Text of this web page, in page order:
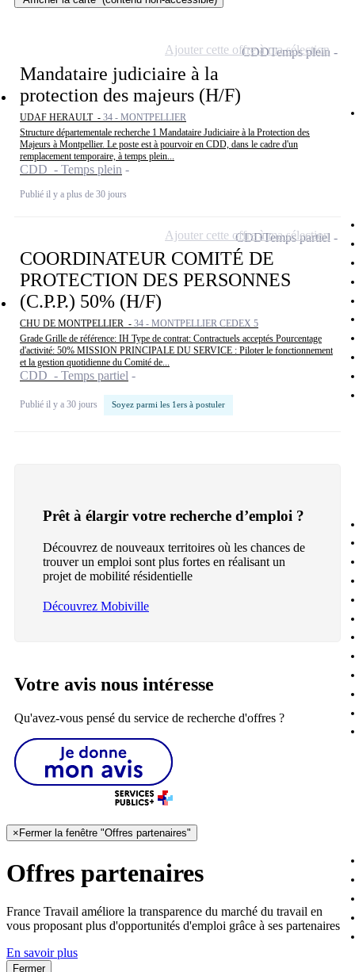
Mandataire judiciaire à la
protection des majeurs (H/F)
UDAF HERAULT - 34 - MONTPELLIER
Structure départementale recherche 1 Mandataire Judiciaire à la Protection des
Majeurs à Montpellier. Le poste est à pourvoir en CDD, dans le cadre d'un
remplacement temporaire, à temps plein...
CDD - Temps plein
Publié il y a plus de 30 jours
CDDTemps plein
Ajouter cette offre à ma sélection
COORDINATEUR COMITÉ DE
PROTECTION DES PERSONNES
(C.P.P.) 50% (H/F)
CHU DE MONTPELLIER - 34 - MONTPELLIER CEDEX 5
Grade Grille de référence: IH Type de contrat: Contractuels acceptés Pourcentage
d'activité: 50% MISSION PRINCIPALE DU SERVICE : Piloter le fonctionnement
et la gestion quotidienne du Comité de...
CDD - Temps partiel
Publié il y a 30 jours Soyez parmi les 1ers à postuler
CDDTemps partiel
Ajouter cette offre à ma sélection
Prêt à élargir votre recherche d’emploi ?
Découvrez de nouveaux territoires où les chances de
trouver un emploi sont plus fortes en réalisant un
projet de mobilité résidentielle
Découvrez Mobiville
Votre avis nous intéresse
Qu'avez-vous pensé du service de recherche d'offres ?
× Fermer la fenêtre "Offres partenaires"
Offres partenaires
France Travail améliore la transparence du marché du travail en
vous proposant plus d'opportunités d'emploi grâce à ses partenaires
En savoir plus
Fermer